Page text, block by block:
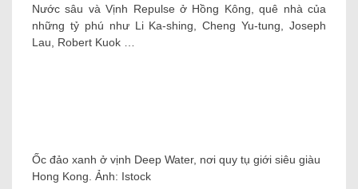
Nước sâu và Vịnh Repulse ở Hồng Kông, quê nhà của
những tỷ phú như Li Ka-shing, Cheng Yu-tung, Joseph
Lau, Robert Kuok …
Ốc đảo xanh ở vịnh Deep Water, nơi quy tụ giới siêu giàu
Hong Kong. Ảnh: Istock